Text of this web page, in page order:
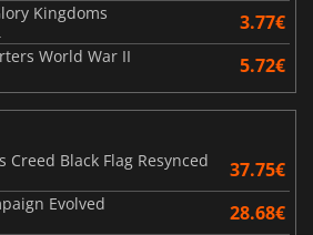
Kingdoms 3.77€
World War II 5.72€
Creed Black Flag Resynced
37.75€
Evolved 28.68€